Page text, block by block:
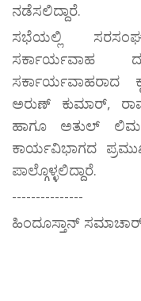
ನಡೆಸಲಿದ್ದಾರೆ.
ಸಭೆಯಲ್ಲಿ
ಸರ್ಕಾರ್ಯವಾಹ
ಸರ್ಕಾರ್ಯವಾಹರಾದ
ಅರುಣ್ ಕುಮಾರ್,
ಹಾಗೂ ಅತುಲ್
ಕಾರ್ಯವಿಭಾಗದ
ಪಾಲ್ಗೊಳ್ಳಲಿದ್ದಾರೆ.
---------------
ಹಿಂದೂಸ್ತಾನ್